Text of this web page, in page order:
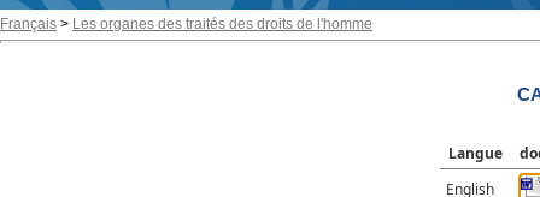
Français > Les organes des traités des droits de l'homme
Langue
English